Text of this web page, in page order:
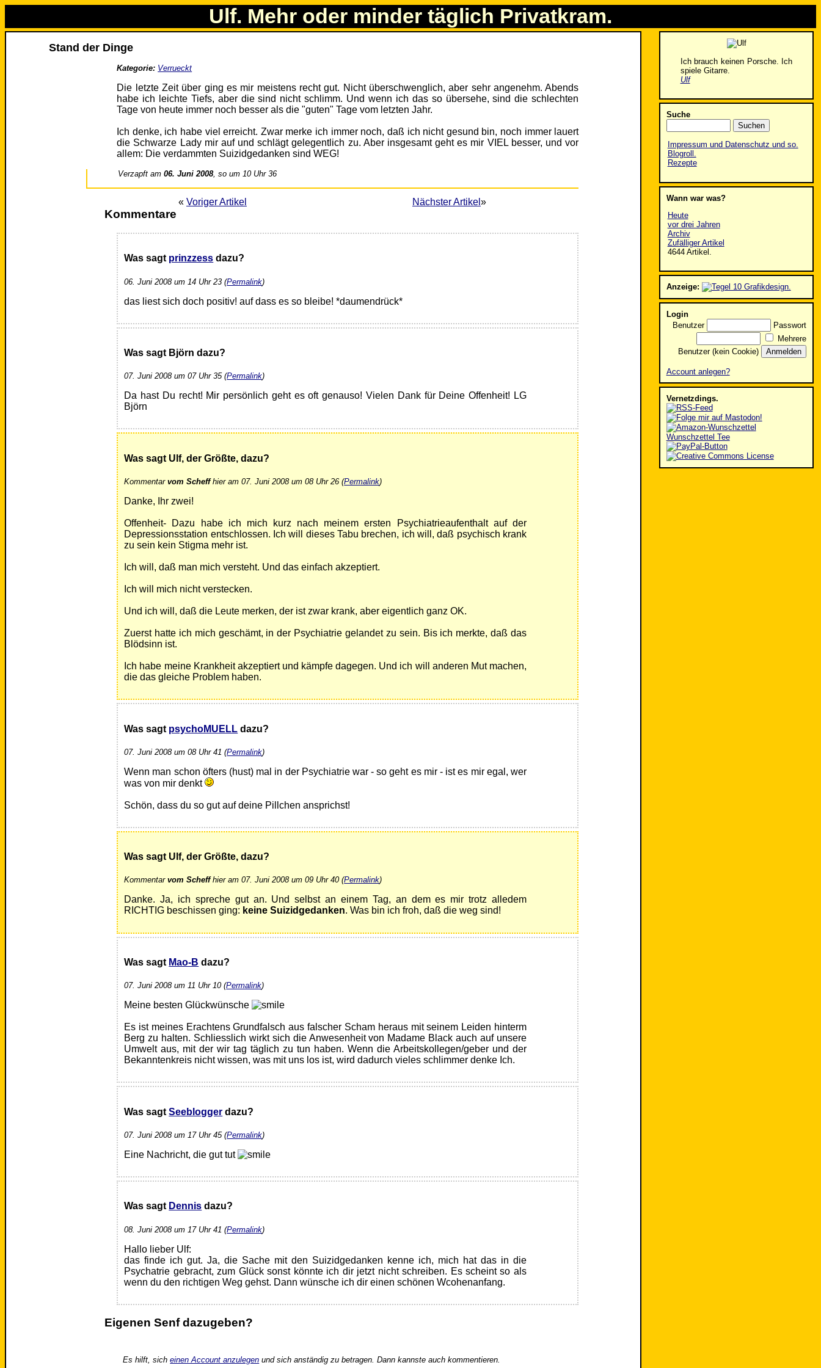
Ulf. Mehr oder minder täglich Privatkram.
Stand der Dinge
Kategorie: Verrueckt
Die letzte Zeit über ging es mir meistens recht gut. Nicht überschwenglich, aber sehr angenehm. Abends
habe ich leichte Tiefs, aber die sind nicht schlimm. Und wenn ich das so übersehe, sind die schlechten
Tage von heute immer noch besser als die "guten" Tage vom letzten Jahr.
Ich denke, ich habe viel erreicht. Zwar merke ich immer noch, daß ich nicht gesund bin, noch immer lauert
die Schwarze Lady mir auf und schlägt gelegentlich zu. Aber insgesamt geht es mir VIEL besser, und vor
allem: Die verdammten Suizidgedanken sind WEG!
Verzapft am06. Juni 2008, so um 10 Uhr 36
« Voriger Artikel Nächster Artikel »
Kommentare
Was sagt prinzzess dazu?
06. Juni 2008 um 14 Uhr 23 (Permalink)
das liest sich doch positiv! auf dass es so bleibe! *daumendrück*
Was sagt Björn dazu?
07. Juni 2008 um 07 Uhr 35 (Permalink)
Da hast Du recht! Mir persönlich geht es oft genauso! Vielen Dank für Deine Offenheit! LG
Björn
Was sagt Ulf, der Größte, dazu?
Kommentarvom Scheffhier am 07. Juni 2008 um 08 Uhr 26 (Permalink)
Danke, Ihr zwei!
Offenheit- Dazu habe ich mich kurz nach meinem ersten Psychiatrieaufenthalt auf der
Depressionsstation entschlossen. Ich will dieses Tabu brechen, ich will, daß psychisch krank
zu sein kein Stigma mehr ist.
Ich will, daß man mich versteht. Und das einfach akzeptiert.
Ich will mich nicht verstecken.
Und ich will, daß die Leute merken, der ist zwar krank, aber eigentlich ganz OK.
Zuerst hatte ich mich geschämt, in der Psychiatrie gelandet zu sein. Bis ich merkte, daß das
Blödsinn ist.
Ich habe meine Krankheit akzeptiert und kämpfe dagegen. Und ich will anderen Mut machen,
die das gleiche Problem haben.
Was sagt psychoMUELL dazu?
07. Juni 2008 um 08 Uhr 41 (Permalink)
Wenn man schon öfters (hust) mal in der Psychiatrie war - so geht es mir - ist es mir egal, wer
was von mir denkt
Schön, dass du so gut auf deine Pillchen ansprichst!
Was sagt Ulf, der Größte, dazu?
Kommentarvom Scheffhier am 07. Juni 2008 um 09 Uhr 40 (Permalink)
Danke. Ja, ich spreche gut an. Und selbst an einem Tag, an dem es mir trotz alledem
RICHTIG beschissen ging: keine Suizidgedanken. Was bin ich froh, daß die weg sind!
Was sagt Mao-B dazu?
07. Juni 2008 um 11 Uhr 10 (Permalink)
Meine besten Glückwünsche
Es ist meines Erachtens Grundfalsch aus falscher Scham heraus mit seinem Leiden hinterm
Berg zu halten. Schliesslich wirkt sich die Anwesenheit von Madame Black auch auf unsere
Umwelt aus, mit der wir tag täglich zu tun haben. Wenn die Arbeitskollegen/geber und der
Bekanntenkreis nicht wissen, was mit uns los ist, wird dadurch vieles schlimmer denke Ich.
Was sagtSeeblogger dazu?
07. Juni 2008 um 17 Uhr 45 (Permalink)
Eine Nachricht, die gut tut
Was sagt Dennis dazu?
08. Juni 2008 um 17 Uhr 41 (Permalink)
Hallo lieber Ulf:
das finde ich gut. Ja, die Sache mit den Suizidgedanken kenne ich, mich hat das in die
Psychatrie gebracht, zum Glück sonst könnte ich dir jetzt nicht schreiben. Es scheint so als
wenn du den richtigen Weg gehst. Dann wünsche ich dir einen schönen Wcohenanfang.
Eigenen Senf dazugeben?
Es hilft, sicheinen Account anzulegen und sich anständig zu betragen. Dann kannste auch kommentieren.
Ich brauch keinen Porsche. Ich
spiele Gitarre.
Ulf
Suche
Impressum und Datenschutz und so.
Blogroll.
Rezepte
Wann war was?
Heute
vor drei Jahren
Archiv
Zufälliger Artikel
4644 Artikel.
Anzeige:
Login
Benutzer
Passwort
Mehrere
Benutzer (kein Cookie)
Account anlegen?
Vernetzdings.
Wunschzettel Tee